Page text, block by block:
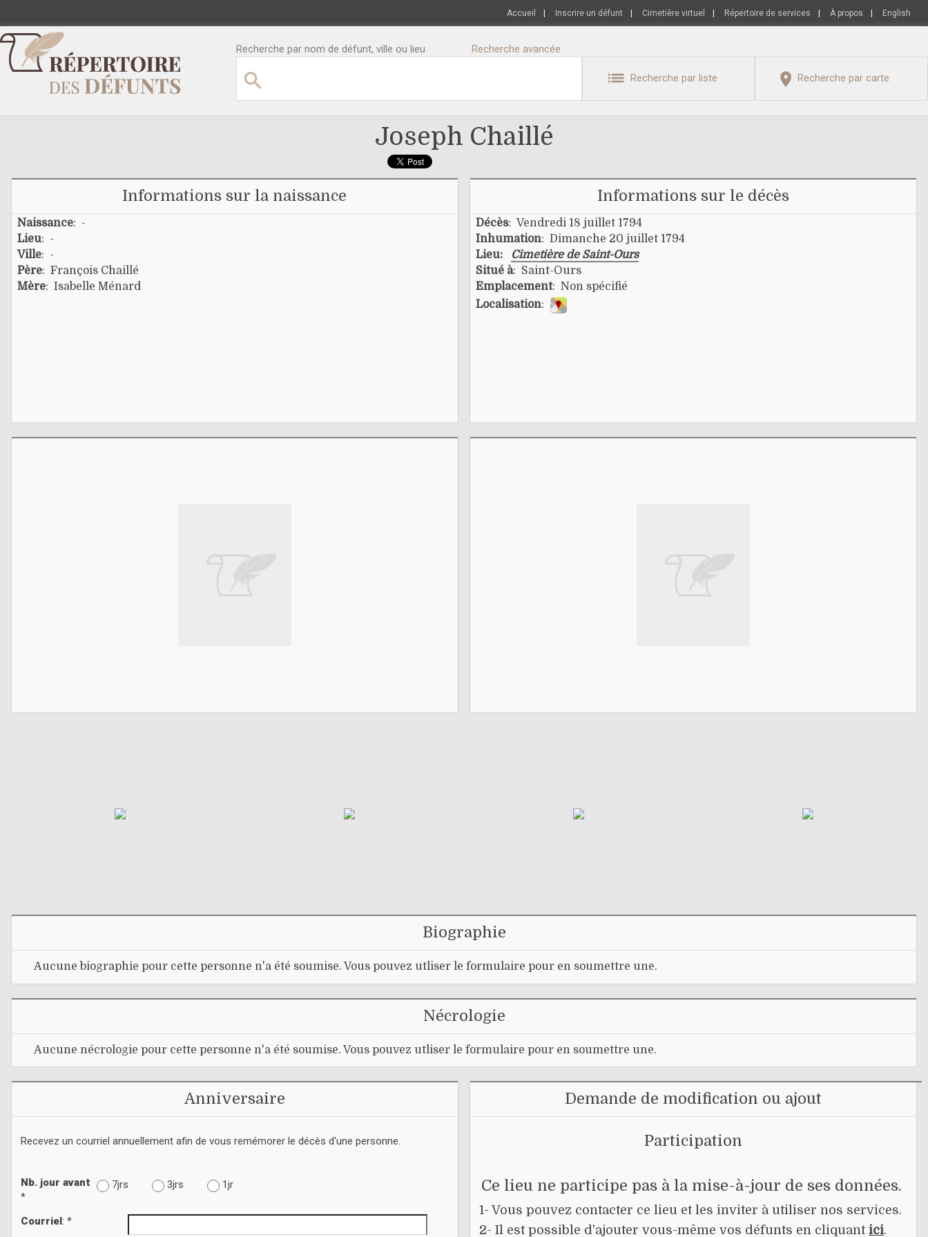
Accueil Inscrire un défunt Cimetière virtuel Répertoire de services À propos English
Recherche par nom de défunt, ville ou lieu Recherche avancée
Recherche par liste Recherche par carte
Joseph Chaillé
Informations sur la naissance
Naissance: -
Lieu: -
Ville: -
Père: François Chaillé
Mère: Isabelle Ménard
Informations sur le décès
Décès: Vendredi 18 juillet 1794
Inhumation: Dimanche 20 juillet 1794
Lieu:
Cimetière de Saint-Ours
Situé à: Saint-Ours
Emplacement: Non spécifié
Localisation:
Biographie
Aucune biographie pour cette personne n'a été soumise. Vous pouvez utliser le formulaire pour en soumettre une.
Nécrologie
Aucune nécrologie pour cette personne n'a été soumise. Vous pouvez utliser le formulaire pour en soumettre une.
Anniversaire
Recevez un courriel annuellement afin de vous remémorer le décès d'une personne.
Nb. jour avant
*
7jrs 3jrs 1jr
Courriel: *
Demande de modification ou ajout
Participation
Ce lieu ne participe pas à la mise-à-jour de ses données.
1- Vous pouvez contacter ce lieu et les inviter à utiliser nos services.
2- Il est possible d'ajouter vous-même vos défunts en cliquant ici.